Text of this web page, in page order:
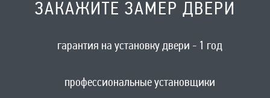
ЗАКАЖИТЕ ЗАМЕР ДВЕРИ
гарантия на установку двери - 1 год
профессиональные установщики